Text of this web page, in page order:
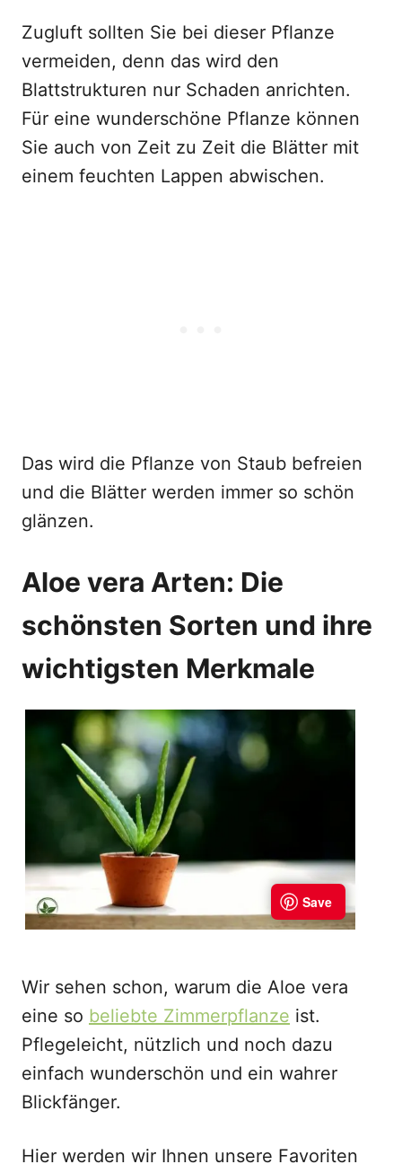
Zugluft sollten Sie bei dieser Pflanze
vermeiden, denn das wird den
Blattstrukturen nur Schaden anrichten.
Für eine wunderschöne Pflanze können
Sie auch von Zeit zu Zeit die Blätter mit
einem feuchten Lappen abwischen.
Das wird die Pflanze von Staub befreien
und die Blätter werden immer so schön
glänzen.
Aloe vera Arten: Die
schönsten Sorten und ihre
wichtigsten Merkmale
Wir sehen schon, warum die Aloe vera
eine so beliebte Zimmerpflanze ist.
Pflegeleicht, nützlich und noch dazu
einfach wunderschön und ein wahrer
Blickfänger.
Hier werden wir Ihnen unsere Favoriten